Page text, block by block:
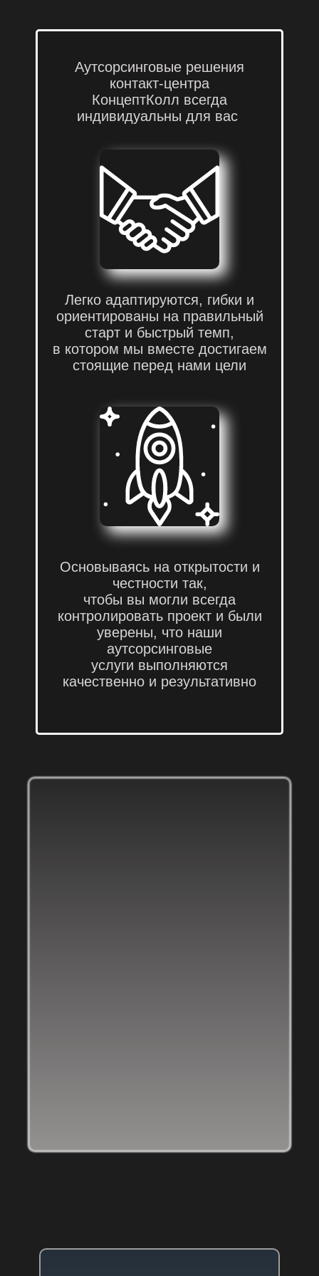
Мы предлагаем вашему
бизнесу современную
телемаркетинговую
коммуникацию с
клиентами
по всем каналам связи
Аутсорсинговые решения
контакт-центра
КонцептКолл всегда
индивидуальны для вас
Легко адаптируются, гибки и
ориентированы на правильный
старт и быстрый темп,
в котором мы вместе достигаем
стоящие перед нами цели
Основываясь на открытости и
честности так,
чтобы вы могли всегда
контролировать проект и были
уверены, что наши
аутсорсинговые
услуги выполняются
качественно и результативно